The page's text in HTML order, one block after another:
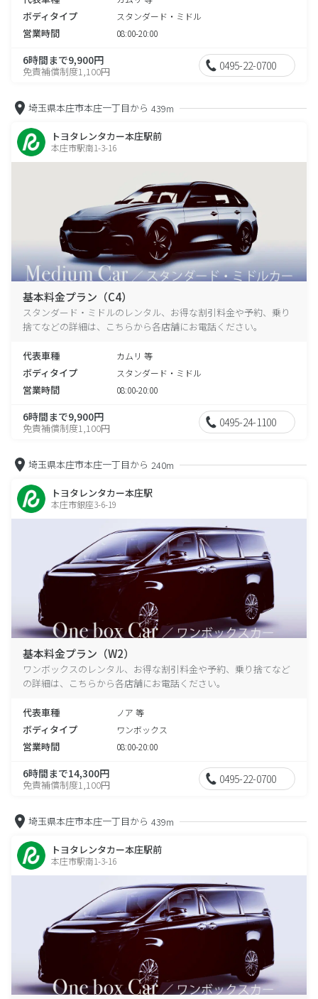
ボディタイプ スタンダード・ミドル
営業時間 08:00-20:00
6時間まで9,900円
免責補償制度1,100円 0495-22-0700
埼玉県本庄市本庄一丁目から 439m
トヨタレンタカー本庄駅前
本庄市駅南1-3-16
基本料金プラン（C4）
スタンダード・ミドルのレンタル、お得な割引料金や予約、乗り
捨てなどの詳細は、こちらから各店舗にお電話ください。
代表車種 カムリ 等
ボディタイプ スタンダード・ミドル
営業時間 08:00-20:00
6時間まで9,900円
免責補償制度1,100円 0495-24-1100
埼玉県本庄市本庄一丁目から 240m
トヨタレンタカー本庄駅
本庄市銀座3-6-19
基本料金プラン（W2）
ワンボックスのレンタル、お得な割引料金や予約、乗り捨てなど
の詳細は、こちらから各店舗にお電話ください。
代表車種 ノア 等
ボディタイプ ワンボックス
営業時間 08:00-20:00
6時間まで14,300円
免責補償制度1,100円 0495-22-0700
埼玉県本庄市本庄一丁目から 439m
トヨタレンタカー本庄駅前
本庄市駅南1-3-16